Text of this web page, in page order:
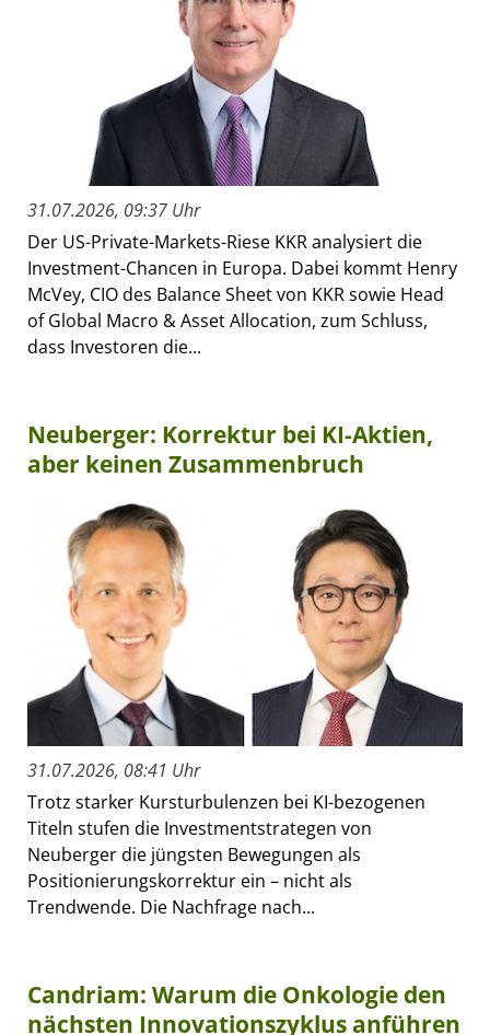
31.07.2026, 09:37 Uhr
Der US-Private-Markets-Riese KKR analysiert die
Investment-Chancen in Europa. Dabei kommt Henry
McVey, CIO des Balance Sheet von KKR sowie Head
of Global Macro & Asset Allocation, zum Schluss,
dass Investoren die...
Neuberger: Korrektur bei KI-Aktien,
aber keinen Zusammenbruch
31.07.2026, 08:41 Uhr
Trotz starker Kursturbulenzen bei KI-bezogenen
Titeln stufen die Investmentstrategen von
Neuberger die jüngsten Bewegungen als
Positionierungskorrektur ein – nicht als
Trendwende. Die Nachfrage nach...
Candriam: Warum die Onkologie den
nächsten Innovationszyklus anführen